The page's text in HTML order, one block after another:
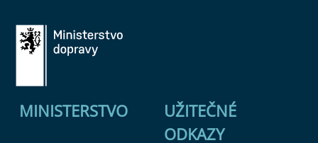
MINISTERSTVO
UŽITEČNÉ
ODKAZY